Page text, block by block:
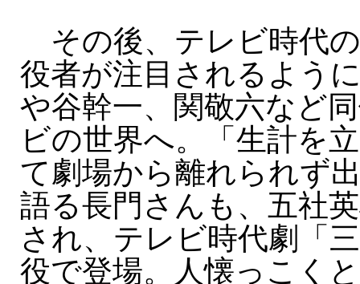
その後、テレビ時代
役者が注目されるよう
や谷幹一、関敬六など
ビの世界へ。「生計を
て劇場から離れられず
語る長門さんも、五社
され、テレビ時代劇「
役で登場。人懐っこく